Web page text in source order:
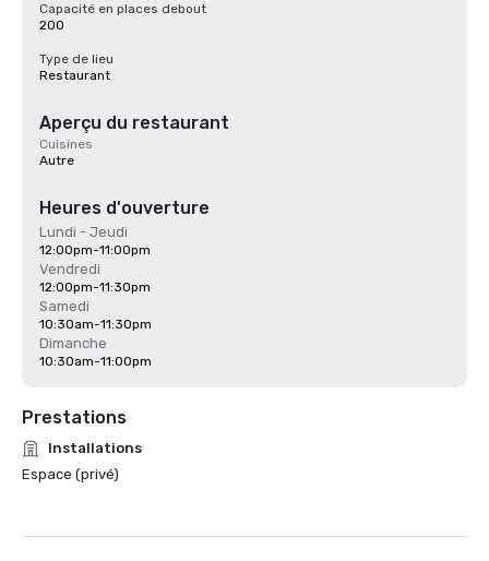
Capacité en places debout
200
Type de lieu
Restaurant
Aperçu du restaurant
Cuisines
Autre
Heures d'ouverture
Lundi - Jeudi
12:00pm-11:00pm
Vendredi
12:00pm-11:30pm
Samedi
10:30am-11:30pm
Dimanche
10:30am-11:00pm
Prestations
Installations
Espace (privé)